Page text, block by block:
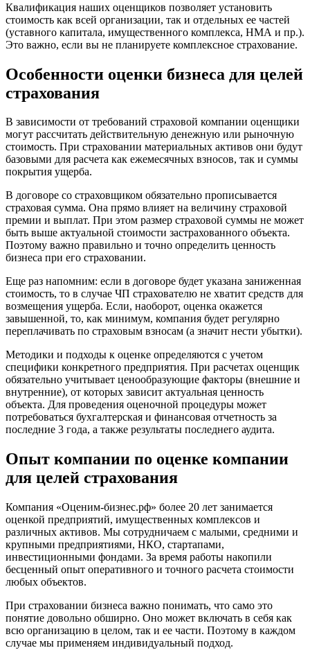
Квалификация наших оценщиков позволяет установить
стоимость как всей организации, так и отдельных ее частей
(уставного капитала, имущественного комплекса, НМА и пр.).
Это важно, если вы не планируете комплексное страхование.
Особенности оценки бизнеса для целей
страхования
В зависимости от требований страховой компании оценщики
могут рассчитать действительную денежную или рыночную
стоимость. При страховании материальных активов они будут
базовыми для расчета как ежемесячных взносов, так и суммы
покрытия ущерба.
В договоре со страховщиком обязательно прописывается
страховая сумма. Она прямо влияет на величину страховой
премии и выплат. При этом размер страховой суммы не может
быть выше актуальной стоимости застрахованного объекта.
Поэтому важно правильно и точно определить ценность
бизнеса при его страховании.
Еще раз напомним: если в договоре будет указана заниженная
стоимость, то в случае ЧП страхователю не хватит средств для
возмещения ущерба. Если, наоборот, оценка окажется
завышенной, то, как минимум, компания будет регулярно
переплачивать по страховым взносам (а значит нести убытки).
Методики и подходы к оценке определяются с учетом
специфики конкретного предприятия. При расчетах оценщик
обязательно учитывает ценообразующие факторы (внешние и
внутренние), от которых зависит актуальная ценность
объекта. Для проведения оценочной процедуры может
потребоваться бухгалтерская и финансовая отчетность за
последние 3 года, а также результаты последнего аудита.
Опыт компании по оценке компании
для целей страхования
Компания «Оценим-бизнес.рф» более 20 лет занимается
оценкой предприятий, имущественных комплексов и
различных активов. Мы сотрудничаем с малыми, средними и
крупными предприятиями, НКО, стартапами,
инвестиционными фондами. За время работы накопили
бесценный опыт оперативного и точного расчета стоимости
любых объектов.
При страховании бизнеса важно понимать, что само это
понятие довольно обширно. Оно может включать в себя как
всю организацию в целом, так и ее части. Поэтому в каждом
случае мы применяем индивидуальный подход.
Вельск
Верещагино
Верхний Уфалей
Верхняя Салда
Видное
Владикавказ
Владимир
Волгоград
Волгодонск
Волжск
Волжский
Вологда
Волоколамск
Волосово
Вольск
Воркута
Воронеж
Воскресенск
Воткинск
Всеволожск
Выборг
Выкса
Вязники
Вязьма
Гай
Гатчина
Георгиевск
Глазов
Горно-Алтайск
Городец
Горячий Ключ
Губаха
Губкин
Губкинский